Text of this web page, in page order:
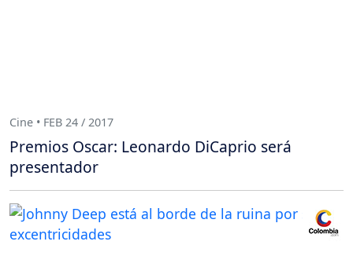
Cine • FEB 24 / 2017
Premios Oscar: Leonardo DiCaprio será
presentador